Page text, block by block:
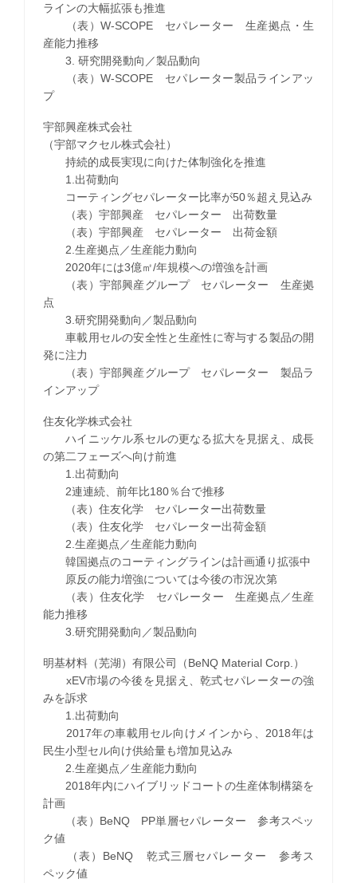
ラインの大幅拡張も推進
（表）W-SCOPE セパレーター 生産拠点・生
産能力推移
3. 研究開発動向／製品動向
（表）W-SCOPE セパレーター製品ラインアッ
プ
宇部興産株式会社
（宇部マクセル株式会社）
持続的成長実現に向けた体制強化を推進
1.出荷動向
コーティングセパレーター比率が50％超え見込み
（表）宇部興産 セパレーター 出荷数量
（表）宇部興産 セパレーター 出荷金額
2.生産拠点／生産能力動向
2020年には3億㎡/年規模への増強を計画
（表）宇部興産グループ セパレーター 生産拠
点
3.研究開発動向／製品動向
車載用セルの安全性と生産性に寄与する製品の開
発に注力
（表）宇部興産グループ セパレーター 製品ラ
インアップ
住友化学株式会社
ハイニッケル系セルの更なる拡大を見据え、成長
の第二フェーズへ向け前進
1.出荷動向
2連連続、前年比180％台で推移
（表）住友化学 セパレーター出荷数量
（表）住友化学 セパレーター出荷金額
2.生産拠点／生産能力動向
韓国拠点のコーティングラインは計画通り拡張中
原反の能力増強については今後の市況次第
（表）住友化学 セパレーター 生産拠点／生産
能力推移
3.研究開発動向／製品動向
明基材料（芜湖）有限公司（BeNQ Material Corp.）
xEV市場の今後を見据え、乾式セパレーターの強
みを訴求
1.出荷動向
2017年の車載用セル向けメインから、2018年は
民生小型セル向け供給量も増加見込み
2.生産拠点／生産能力動向
2018年内にハイブリッドコートの生産体制構築を
計画
（表）BeNQ PP単層セパレーター 参考スペッ
ク値
（表）BeNQ 乾式三層セパレーター 参考ス
ペック値